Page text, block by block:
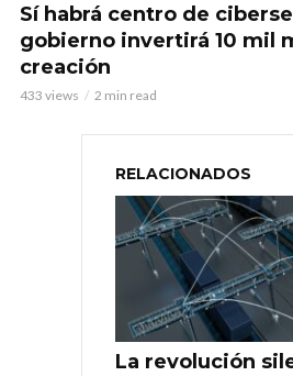
Sí habrá centro de
gobierno invertirá 10 mil
creación
433 views 2 min read
RELACIONADOS
La revolución